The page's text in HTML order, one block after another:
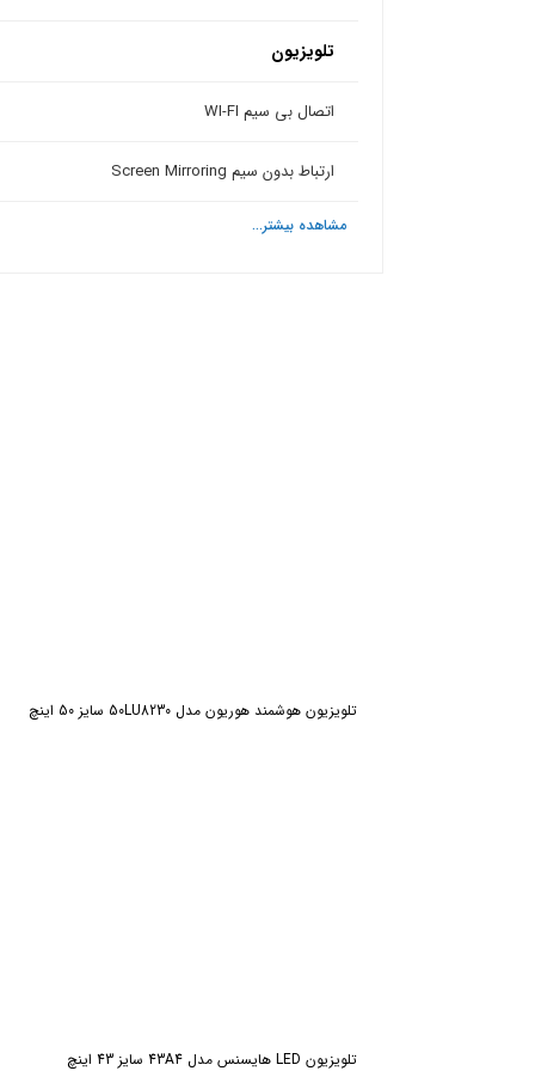
تلویزیون
اتصال بی سیم WI-FI
ارتباط بدون سیم Screen Mirroring
مشاهده بیشتر...
تلویزیون هوشمند هوریون مدل 50LU8230 سایز 50 اینچ
تلویزیون LED هایسنس مدل 43A4 سایز 43 اینچ